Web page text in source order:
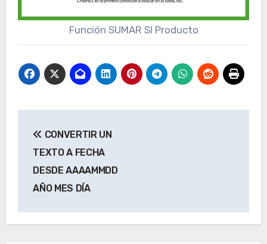
Función SUMAR SI Producto
de
entradas
CONVERTIR UN
TEXTO A FECHA
DESDE AAAAMMDD
AÑO MES DÍA